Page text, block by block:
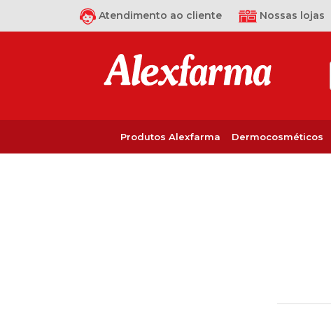
Atendimento ao cliente Nossas lojas
Produtos Alexfarma Dermocosméticos